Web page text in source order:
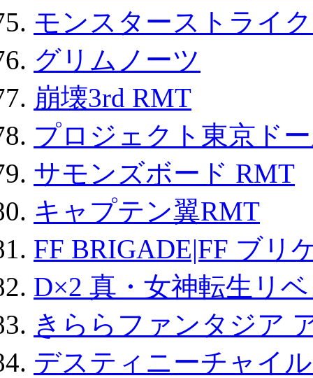
モンスターストライ
グリムノーツ
崩壊3rd RMT
プロジェクト東京ド
サモンズボード RMT
キャプテン翼RMT
FF BRIGADE|FF ブリ
D×2 真・女神転生リ
きららファンタジア
デスティニーチャイ